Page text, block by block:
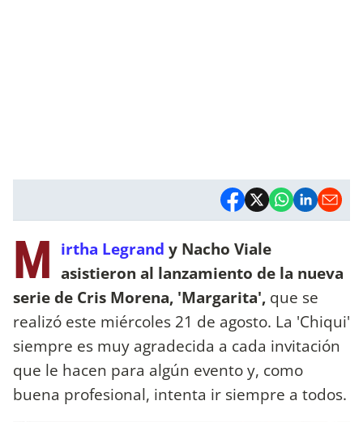
M irtha Legrand y Nacho Viale
asistieron al lanzamiento de la nueva
serie de Cris Morena, 'Margarita', que se
realizó este miércoles 21 de agosto. La 'Chiqui'
siempre es muy agradecida a cada invitación
que le hacen para algún evento y, como
buena profesional, intenta ir siempre a todos.